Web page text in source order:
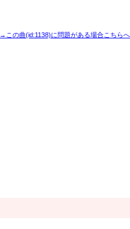
→この曲(id:1138)に問題がある場合こちらへ